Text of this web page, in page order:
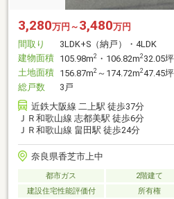
3,280万円～ 3,480万円
間取り
3LDK+S（納戸）・4LDK
建物面積 105.98m2 ・106.82m232.05
土地面積 156.87m2 ～174.72m247.45
総戸数
3戸
近鉄大阪線 二上駅 徒歩37分
ＪＲ和歌山線 志都美駅 徒歩6分
ＪＲ和歌山線 畠田駅 徒歩24分
奈良県香芝市上中
都市ガス 2階建て
建設住宅性能評価付
所有権